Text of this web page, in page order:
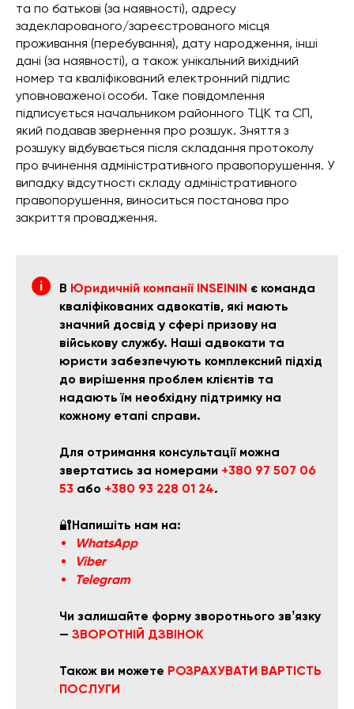
та по батькові (за наявності), адресу
задекларованого/зареєстрованого місця
проживання (перебування), дату народження, інші
дані (за наявності), а також унікальний вихідний
номер та кваліфікований електронний підпис
уповноваженої особи. Таке повідомлення
підписується начальником районного ТЦК та СП,
який подавав звернення про розшук. Зняття з
розшуку відбувається після складання протоколу
про вчинення адміністративного правопорушення. У
випадку відсутності складу адміністративного
правопорушення, виноситься постанова про
закриття провадження.
В Юридичній компанії INSEININ є команда
кваліфікованих адвокатів, які мають
значний досвід у сфері призову на
військову службу. Наші адвокати та
юристи забезпечують комплексний підхід
до вирішення проблем клієнтів та
надають їм необхідну підтримку на
кожному етапі справи.
Для отримання консультації можна
звертатись за номерами +380 97 507 06
53 або +380 93 228 01 24.
🔐Напишіть нам на:
WhatsApp
Viber
Telegram
Чи залишайте форму зворотнього звʼязку
— ЗВОРОТНІЙ ДЗВІНОК
Також ви можете РОЗРАХУВАТИ ВАРТІСТЬ
ПОСЛУГИ